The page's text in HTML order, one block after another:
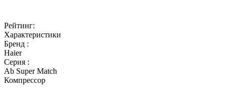
Рейтинг:
Характеристики
Бренд :
Haier
Серия :
Ab Super Match
Компрессор